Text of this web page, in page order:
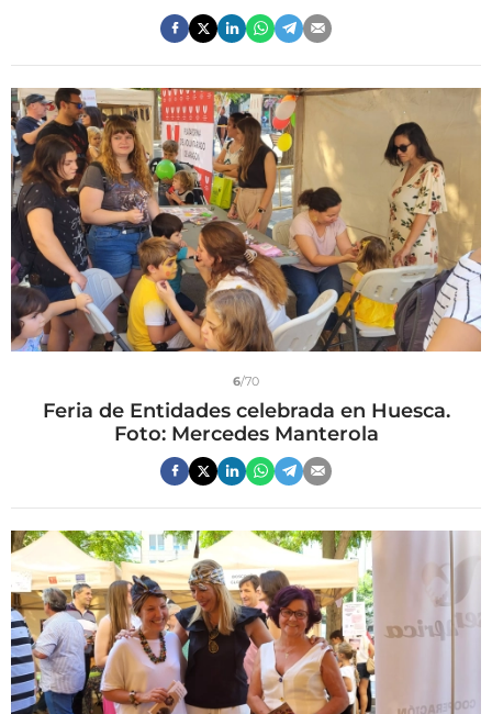
6/70
Feria de Entidades celebrada en Huesca.
Foto: Mercedes Manterola